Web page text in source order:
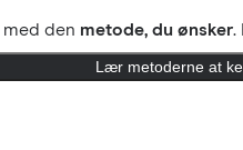
med den metode, du ønsker.
Lær metoderne at